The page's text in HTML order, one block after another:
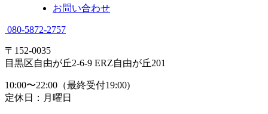
お問い合わせ
080-5872-2757
〒152-0035
目黒区自由が丘2-6-9 ERZ自由が丘201
10:00〜22:00（最終受付19:00)
定休日：月曜日